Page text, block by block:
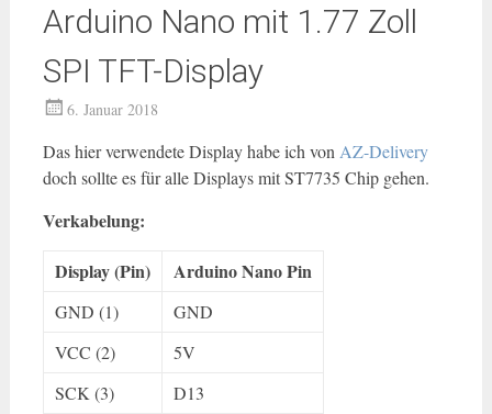
Arduino Nano mit 1.77 Zoll
SPI TFT-Display
6. Januar 2018
Das hier verwendete Display habe ich von AZ-Delivery
doch sollte es für alle Displays mit ST7735 Chip gehen.
Verkabelung:
Display (Pin)
Arduino Nano Pin
GND (1)
GND
VCC (2)
5V
SCK (3)
D13